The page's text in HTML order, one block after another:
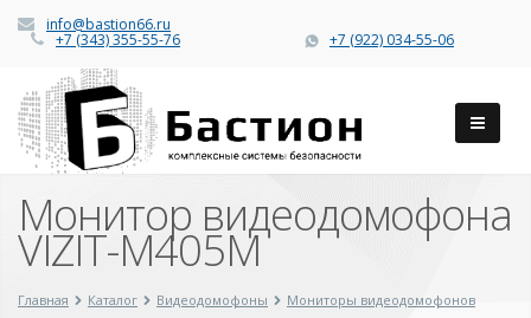
info@bastion66.ru
+7 (343) 355-55-76 +7 (922) 034-55-06
Монитор видеодомофона
VIZIT-M405М
Главная Каталог Видеодомофоны
Мониторы видеодомофонов